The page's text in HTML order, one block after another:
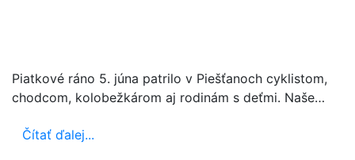
Piatkové ráno 5. júna patrilo v Piešťanoch cyklistom,
chodcom, kolobežkárom aj rodinám s deťmi. Naše…
Čítať ďalej...